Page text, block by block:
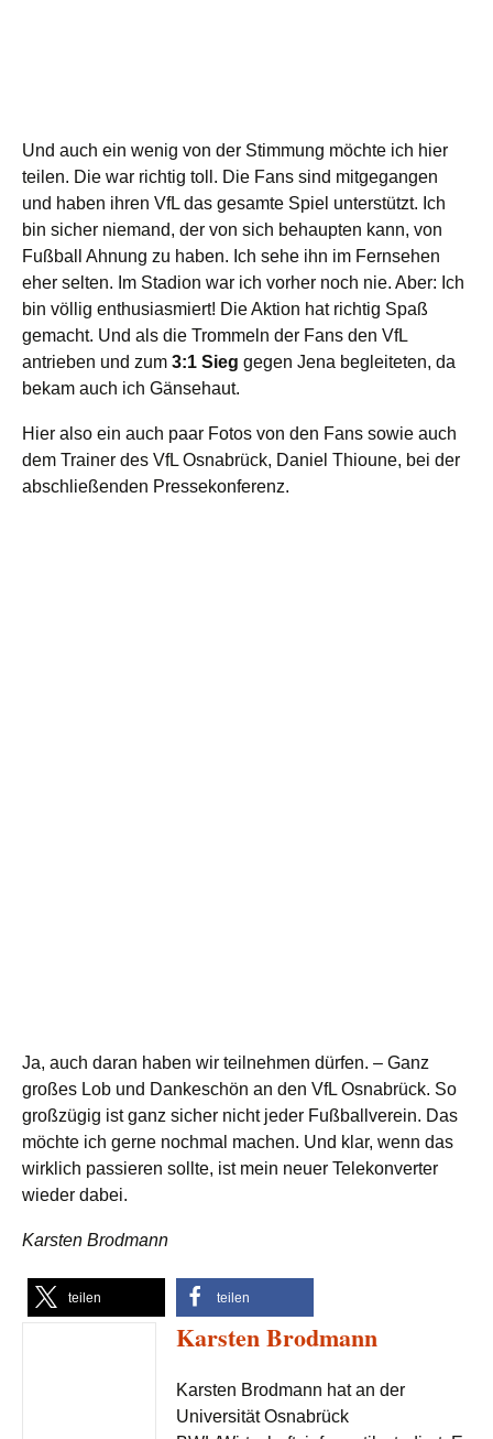
Und auch ein wenig von der Stimmung möchte ich hier
teilen. Die war richtig toll. Die Fans sind mitgegangen
und haben ihren VfL das gesamte Spiel unterstützt. Ich
bin sicher niemand, der von sich behaupten kann, von
Fußball Ahnung zu haben. Ich sehe ihn im Fernsehen
eher selten. Im Stadion war ich vorher noch nie. Aber: Ich
bin völlig enthusiasmiert! Die Aktion hat richtig Spaß
gemacht. Und als die Trommeln der Fans den VfL
antrieben und zum 3:1 Sieg gegen Jena begleiteten, da
bekam auch ich Gänsehaut.
Hier also ein auch paar Fotos von den Fans sowie auch
dem Trainer des VfL Osnabrück, Daniel Thioune, bei der
abschließenden Pressekonferenz.
Ja, auch daran haben wir teilnehmen dürfen. – Ganz
großes Lob und Dankeschön an den VfL Osnabrück. So
großzügig ist ganz sicher nicht jeder Fußballverein. Das
möchte ich gerne nochmal machen. Und klar, wenn das
wirklich passieren sollte, ist mein neuer Telekonverter
wieder dabei.
Karsten Brodmann
teilen teilen
Karsten Brodmann
Karsten Brodmann hat an der
Universität Osnabrück